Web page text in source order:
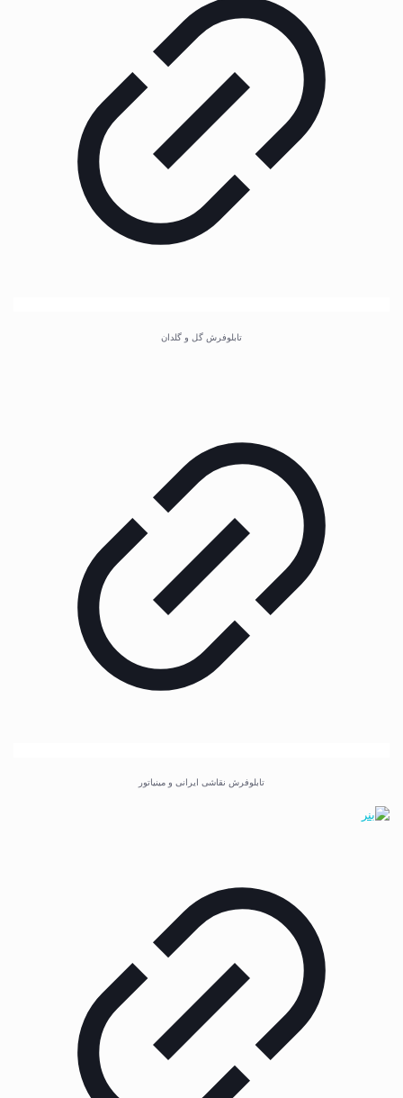
تابلوفرش گل و گلدان
تابلوفرش نقاشی ایرانی و مینیاتور